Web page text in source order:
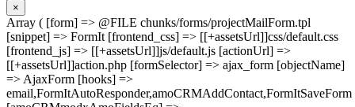
×
Array ( [form] => @FILE chunks/forms/projectMailForm.tpl
[snippet] => FormIt [frontend_css] => [[+assetsUrl]]css/default.css
[frontend_js] => [[+assetsUrl]]js/default.js [actionUrl] =>
[[+assetsUrl]]action.php [formSelector] => ajax_form [objectName]
=> AjaxForm [hooks] =>
email,FormItAutoResponder,amoCRMAddContact,FormItSaveForm